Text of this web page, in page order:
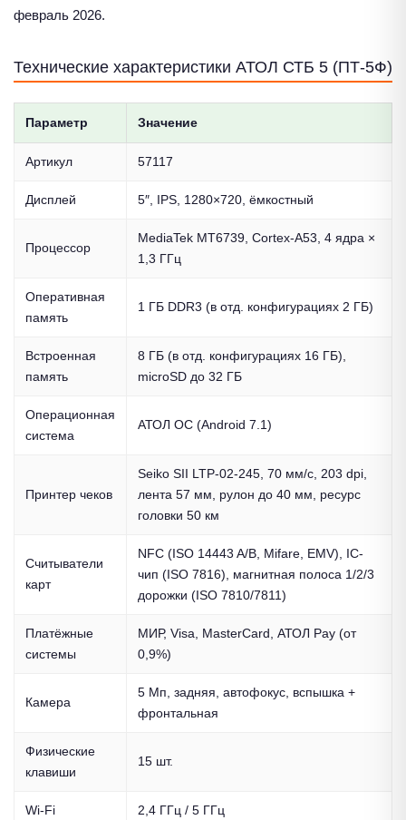
февраль 2026.
Технические характеристики АТОЛ СТБ 5 (ПТ-5Ф)
Параметр Значение
Артикул 57117
Дисплей 5″, IPS, 1280×720, ёмкостный
Процессор
MediaTek MT6739, Cortex-A53, 4 ядра ×
1,3 ГГц
Оперативная
память
1 ГБ DDR3 (в отд. конфигурациях 2 ГБ)
Встроенная
память
8 ГБ (в отд. конфигурациях 16 ГБ),
microSD до 32 ГБ
Операционная
система
АТОЛ ОС (Android 7.1)
Принтер чеков
Seiko SII LTP-02-245, 70 мм/с, 203 dpi,
лента 57 мм, рулон до 40 мм, ресурс
головки 50 км
Считыватели
карт
NFC (ISO 14443 A/B, Mifare, EMV), IC-
чип (ISO 7816), магнитная полоса 1/2/3
дорожки (ISO 7810/7811)
Платёжные
системы
МИР, Visa, MasterCard, АТОЛ Pay (от
0,9%)
Камера
5 Мп, задняя, автофокус, вспышка +
фронтальная
Физические
клавиши
15 шт.
Wi-Fi 2,4 ГГц / 5 ГГц